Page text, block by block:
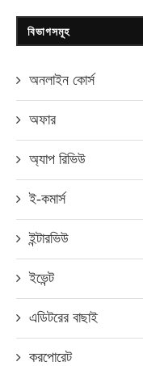
বিভাগসমূহ
অনলাইন কোর্স
অফার
অ্যাপ রিভিউ
ই-কমার্স
ইন্টারভিউ
ইভেন্ট
এডিটরের বাছাই
করপোরেট